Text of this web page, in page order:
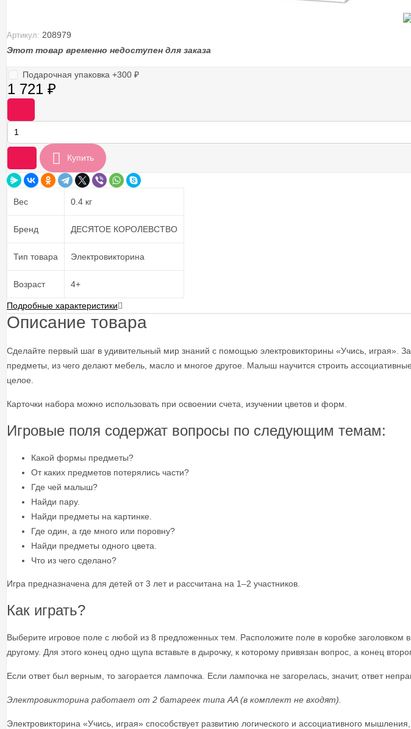
Артикул: 208979
Этот товар временно недоступен для заказа
Подарочная упаковка +300 ₽
1 721 ₽
Купить
Вес 0.4 кг
Бренд ДЕСЯТОЕ КОРОЛЕВСТВО
Тип товара Электровикторина
Возраст 4+
Подробные характеристики
Описание товара
Cделайте первый шаг в удивительный мир знаний с помощью электровикторины «Учись, играя».
предметы, из чего делают мебель, масло и многое другое. Малыш научится строить
целое.
Карточки набора можно использовать при освоении счета, изучении цветов и форм.
Игровые поля содержат вопросы по следующим темам:
Какой формы предметы?
От каких предметов потерялись части?
Где чей малыш?
Найди пару.
Найди предметы на картинке.
Где один, а где много или поровну?
Найди предметы одного цвета.
Что из чего сделано?
Игра предназначена для детей от 3 лет и рассчитана на 1–2 участников.
Как играть?
Выберите игровое поле с любой из 8 предложенных тем. Расположите поле в коробке заголовком
другому. Для этого конец одно щупа вставьте в дырочку, к которому привязан вопрос, а конец
Если ответ был верным, то загорается лампочка. Если лампочка не загорелась, значит, ответ
Электровикторина работает от 2 батареек типа AA (в комплект не входят).
Электровикторина «Учись, играя» способствует развитию логического и ассоциативного